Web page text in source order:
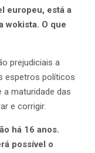
europeu, está a
wokista. O que
prejudiciais a
espetros políticos
maturidade das
e corrigir.
há 16 anos.
possível o